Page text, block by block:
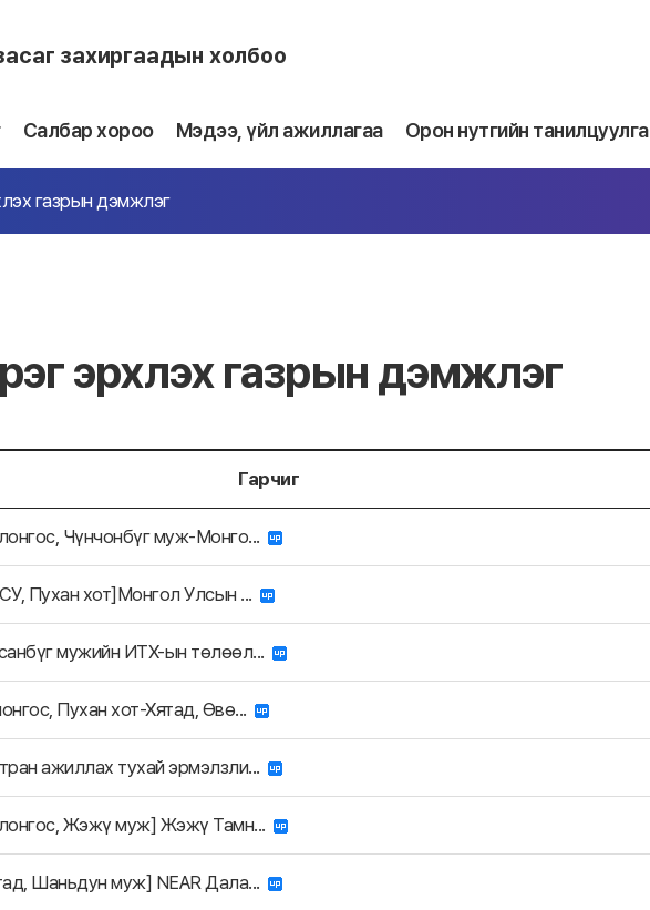
захиргаадын холбоо
Салбар хороо Мэдээ, үйл ажиллагаа Орон нутгийн танилцуулга
газрын дэмжлэг
эрхлэх газрын дэмжлэг
Гарчиг
Чүнчонбүг муж-Монго...
Пухан хот]Монгол Улсын ...
мужийн ИТХ-ын төлөөл...
Пухан хот-Хятад, Өвө...
ажиллах тухай эрмэлзли...
Жэжү муж] Жэжү Тамн...
Шаньдун муж] NEAR Дала...